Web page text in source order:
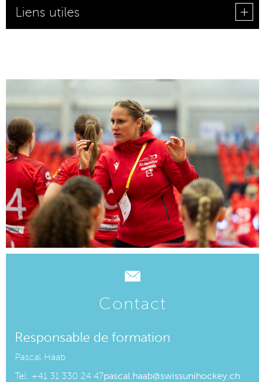
Liens utiles
Contact
Responsable de formation
Pascal Haab
Tel. +41 31 330 24 47pascal.haab@swissunihockey.ch